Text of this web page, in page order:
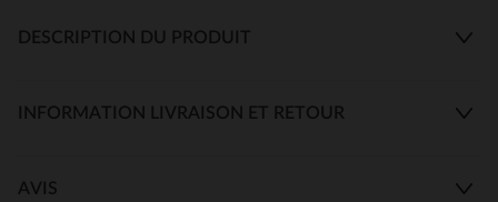
DESCRIPTION DU PRODUIT
INFORMATION LIVRAISON ET RETOUR
AVIS